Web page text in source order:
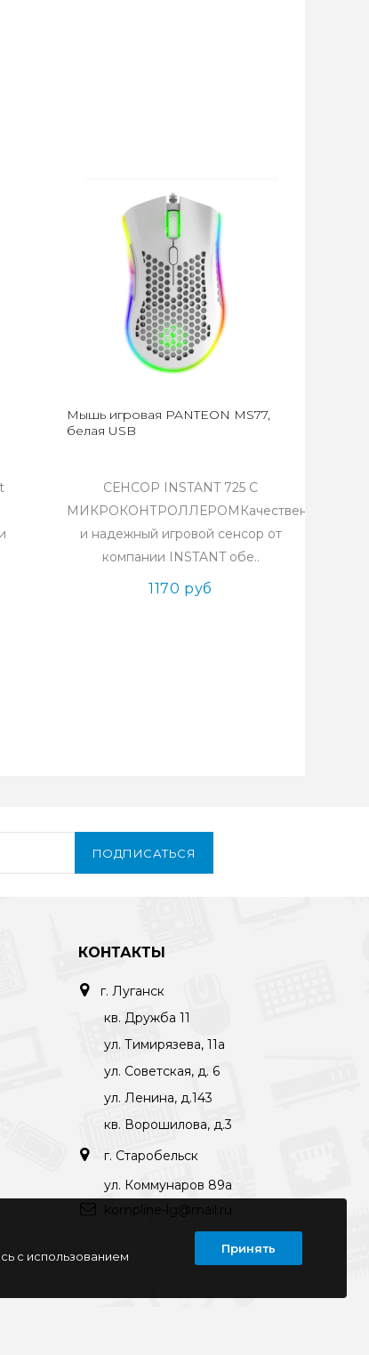
Мышь игровая PANTEON MS77,
белая USB
СЕНСОР INSTANT 725 С
МИКРОКОНТРОЛЛЕРОМКачественный
и надежный игровой сенсор от
компании INSTANT обе..
1170 руб
ПОДПИСАТЬСЯ
КОНТАКТЫ
г. Луганск
кв. Дружба 11
ул. Тимирязева, 11а
ул. Советская, д. 6
ул. Ленина, д.143
кв. Ворошилова, д.3
г. Старобельск
ул. Коммунаров 89а
kompline-lg@mail.ru
с использованием
Принять